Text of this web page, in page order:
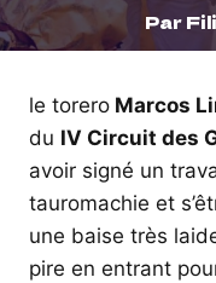
Par
le torero Marcos
du IV Circuit des
avoir signé un
tauromachie et
une baise très
pire en entrant